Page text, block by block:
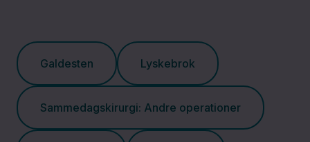
Psykiatri
Reumatologisk
Afdeling
Galdesten Lyskebrok
Sammedagskirurgi: Andre operationer